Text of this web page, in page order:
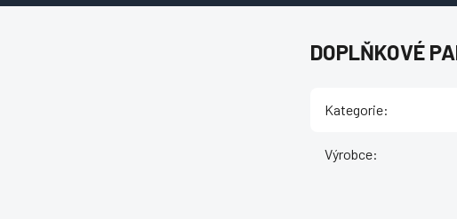
DOPLŇKOVÉ
Kategorie:
Výrobce: